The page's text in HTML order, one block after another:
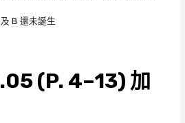
B 還未誕生
(P. 4–13) 加